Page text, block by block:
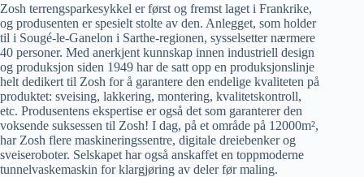
Zosh terrengsparkesykkel er først og fremst laget i Frankrike,
og produsenten er spesielt stolte av den. Anlegget, som holder
til i Sougé-le-Ganelon i Sarthe-regionen, sysselsetter nærmere
40 personer. Med anerkjent kunnskap innen industriell design
og produksjon siden 1949 har de satt opp en produksjonslinje
helt dedikert til Zosh for å garantere den endelige kvaliteten på
produktet: sveising, lakkering, montering, kvalitetskontroll,
etc. Produsentens ekspertise er også det som garanterer den
voksende suksessen til Zosh! I dag, på et område på 12000m²,
har Zosh flere maskineringssentre, digitale dreiebenker og
sveiseroboter. Selskapet har også anskaffet en toppmoderne
tunnelvaskemaskin for klargjøring av deler før maling.